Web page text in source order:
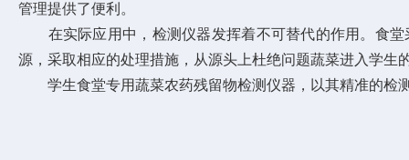
管理提供了便利。
在实际应用中，检测仪器发挥着不可替代的作用。食堂
源，采取相应的处理措施，从源头上杜绝问题蔬菜进入学生
学生食堂专用蔬菜农药残留物检测仪器，以其精准的检测